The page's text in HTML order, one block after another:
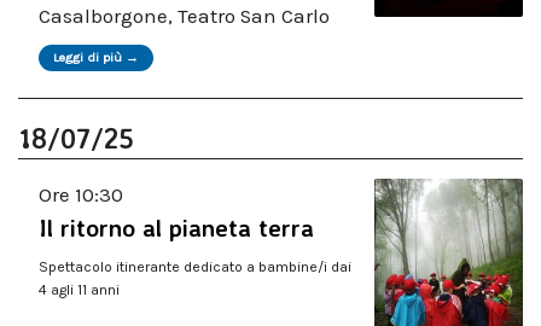
Casalborgone, Teatro San Carlo
Leggi di più →
18/07/25
Ore 10:30
Il ritorno al pianeta terra
Spettacolo itinerante dedicato a bambine/i dai
4 agli 11 anni